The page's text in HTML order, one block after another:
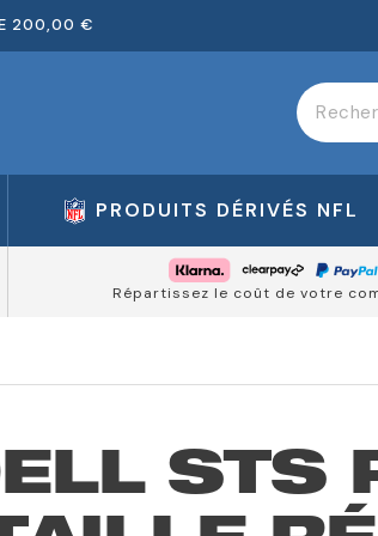
200,00 €
PRODUITS DÉRIVÉS NFL
Répartissez le coût de votre
STS